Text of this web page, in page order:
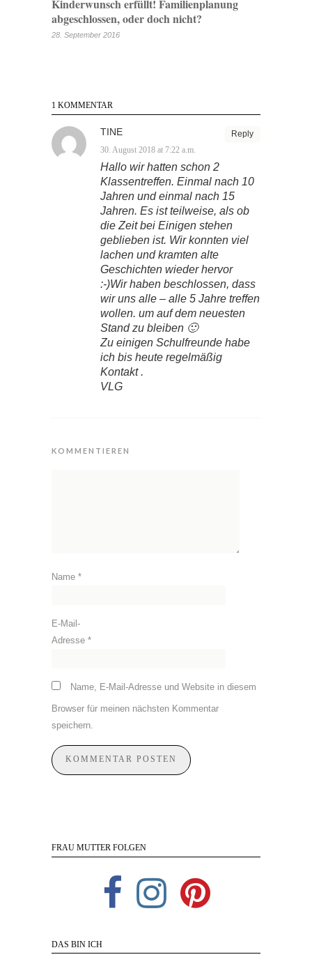
Kinderwunsch erfüllt! Familienplanung
abgeschlossen, oder doch nicht?
28. September 2016
1 KOMMENTAR
Reply
TINE
30. August 2018 at 7:22 a.m.
Hallo wir hatten schon 2
Klassentreffen. Einmal nach 10
Jahren und einmal nach 15
Jahren. Es ist teilweise, als ob
die Zeit bei Einigen stehen
geblieben ist. Wir konnten viel
lachen und kramten alte
Geschichten wieder hervor
:-)Wir haben beschlossen, dass
wir uns alle – alle 5 Jahre treffen
wollen. um auf dem neuesten
Stand zu bleiben 🙂
Zu einigen Schulfreunde habe
ich bis heute regelmäßig
Kontakt .
VLG
KOMMENTIEREN
Name *
E-Mail-
Adresse *
Name, E-Mail-Adresse und Website in diesem
Browser für meinen nächsten Kommentar
speichern.
FRAU MUTTER FOLGEN
DAS BIN ICH